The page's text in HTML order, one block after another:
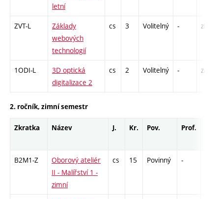
letní
ZVT-L
Základy
webových
technologií
cs 3 Volitelný - zk
1ODI-L
3D optická
digitalizace 2
cs 2 Volitelný - zá
2. ročník, zimní semestr
Zkratka Název J. Kr. Pov. Prof.
B2M1-Z
Oborový ateliér
II - Malířství 1 -
zimní
cs 15 Povinný -